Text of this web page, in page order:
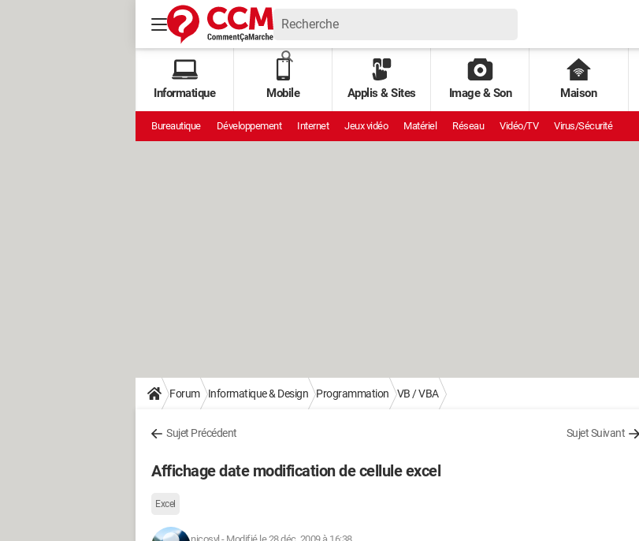
Informatique Mobile Applis & Sites Image & Son Maison
Bureautique Développement Internet Jeux vidéo Matériel Réseau Vidéo/TV Virus/Sécurité
Forum Informatique & Design Programmation VB / VBA
Sujet Précédent Sujet Suivant
Affichage date modification de cellule excel
Excel